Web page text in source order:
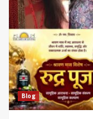
Blog